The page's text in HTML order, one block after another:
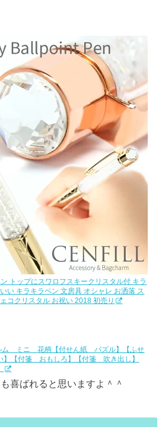
トップにスワロフスキークリスタル付 キラ
い キラキラペン 文房具 オシャレ お洒落 ス
コクリスタル お祝い 2018 初売り
ム ミニ 花柄【付せん紙 パズル】【ふせ
】【付箋 おもしろ】【付箋 吹き出し】
喜ばれると思いますよ＾＾